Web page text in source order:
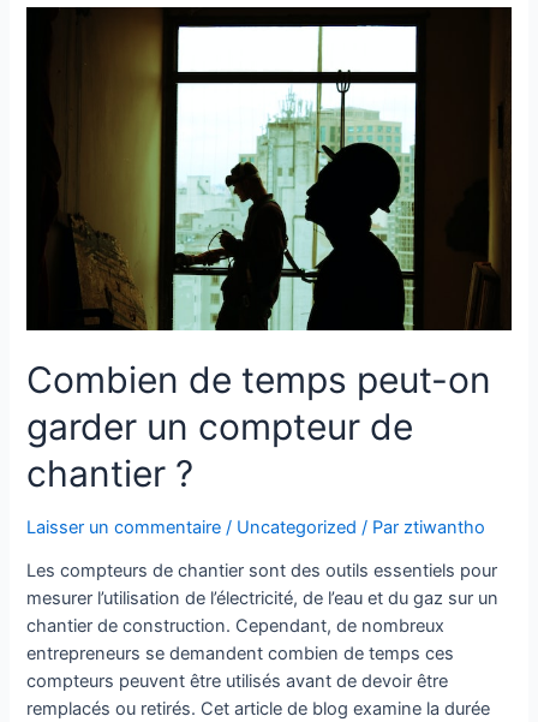
Combien de temps peut-on
garder un compteur de
chantier ?
Laisser un commentaire / Uncategorized / Parztiwantho
Les compteurs de chantier sont des outils essentiels pour
mesurer l’utilisation de l’électricité, de l’eau et du gaz sur un
chantier de construction. Cependant, de nombreux
entrepreneurs se demandent combien de temps ces
compteurs peuvent être utilisés avant de devoir être
remplacés ou retirés. Cet article de blog examine la durée